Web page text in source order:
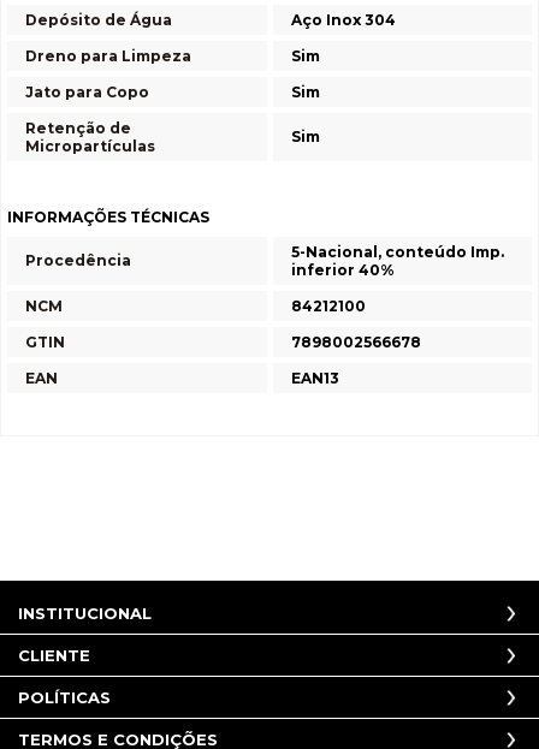
Depósito de Água
Aço Inox 304
Dreno para Limpeza
Sim
Jato para Copo
Sim
Retenção de
Micropartículas
Sim
INFORMAÇÕES TÉCNICAS
Procedência
5-Nacional, conteúdo Imp.
inferior 40%
NCM
84212100
GTIN
7898002566678
EAN
EAN13
INSTITUCIONAL
CLIENTE
POLÍTICAS
TERMOS E CONDIÇÕES